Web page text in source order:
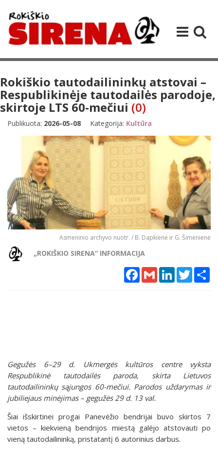
Rokiškio tautodailininkų atstovai –
Respublikinėje tautodailės parodoje,
skirtoje LTS 60-mečiui (0)
Publikuota: 2026-05-08 Kategorija: Kultūra
Asmeninio archyvo nuotr. / B. Dapkienė ir G. Šimėnienė
„ROKIŠKIO SIRENA“ INFORMACIJA
Facebook
Gmail LinkedInTwitter
Gegužės 6–29 d. Ukmergės kultūros centre vyksta
Respublikinė tautodailės paroda, skirta Lietuvos
tautodailininkų sąjungos 60-mečiui. Parodos uždarymas ir
jubiliejaus minėjimas – gegužės 29 d. 13 val.
Šiai išskirtinei progai Panevėžio bendrijai buvo skirtos 7
vietos – kiekvieną bendrijos miestą galėjo atstovauti po
vieną tautodailininką, pristatantį 6 autorinius darbus.